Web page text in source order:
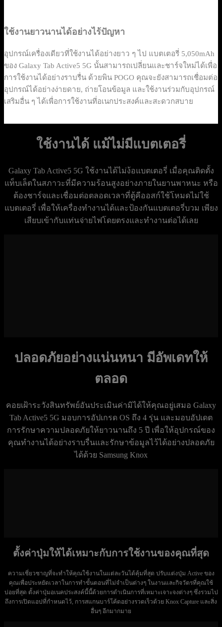
ใช้งานยาวนานได้อย่างไร้ปัญหา
อุปกรณ์เครื่องเดียวที่ใช้งานได้อย่างยาว ๆ ไป แบตเตอรี่ 5,050mAh
ของ Galaxy Tab Active5 5G นั้นสามารถเปลี่ยนและชาร์จใหม่ได้เพื่อ
การใช้งานได้อย่างราบรื่น ด้วยพิน POGO คุณจะยังสามารถเชื่อมต่อ
อุปกรณ์ได้อย่างง่ายดาย, ถ่ายโอนข้อมูล และใช้งานร่วมกับอุปกรณ์
เสริมอื่น ๆ ได้เพื่อการใช้งานที่อเนกประสงค์และสะดวกสบาย
ใช้งานได้ แม้ไม่มีแบตเตอรี่
Galaxy Tab Active5 5G ใช้งานได้ไม่ง้อแบตเตอรี่ เมื่อคุณติดตั้ง
แท็บเล็ตในสภาวะที่มีความร้อนสูงอย่างภายในยานพาหนะ หรือ
ต้องชาร์จและเชื่อมต่อตลอดเวลาที่ตู้คีออสก์ใช้โหมดไม่ใช้
แบตเตอรี่ เพื่อให้เครื่องทำงานได้และป้องกันแบตเตอรี่บวม เพียง
เสียบเข้ากับแท่นจ่ายไฟโดยตรงและทำงานต่อได้เลย
ปลอดภัยอย่างแน่นหนา มีอัพเดทให้
ตลอด
คอยเฝ้าระวังสินทรัพย์อันประเมินค่ามิได้ให้คุณอยู่เสมอ Galaxy
Tab Active5 5G มอบการอัปเกรด OS ถึง 4 รุ่น และมอบอัปเดต
การรักษาความปลอดภัยให้ยาวนานถึง 5 ปี เพื่อให้อุปกรณ์ของ
คุณทำงานได้อย่างราบรื่นและรักษาข้อมูลไว้ได้อย่างปลอดภัย
ได้ด้วย Samsung Knox
ตั้งค่าปุ่มให้ได้เหมาะกับการใช้งานของคุณที่สุด
ความเชี่ยวชาญที่จะทำให้คุณใช้งานในแต่ละวันได้คุ้มที่สุด ปรับแต่งปุ่ม Active ของ
คุณเพื่อประหยัดเวลาในการทำขั้นตอนที่ไม่จำเป็นต่างๆ ในงานและกิจวัตรที่คุณใช้
บ่อยที่สุด ตั้งค่าปุ่มอเนคประสงค์นี้นี้ด้วยการดำเนินการที่เหมาะเจาะจงต่างๆ ซึ่งรวมไป
ถึงการเปิดแอปที่กำหนดไว้, การสแกนบาร์โค้ดอย่างรวดเร็วด้วย Knox Capture และสิ่ง
อื่นๆ อีกมากมาย